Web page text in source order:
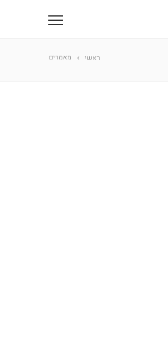
ראשי מאמרים